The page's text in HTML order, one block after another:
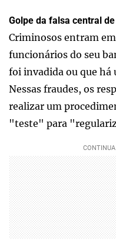
Golpe da falsa central
Criminosos entram
funcionários do seu
foi invadida ou que há
Nessas fraudes, os
realizar um
"teste" para